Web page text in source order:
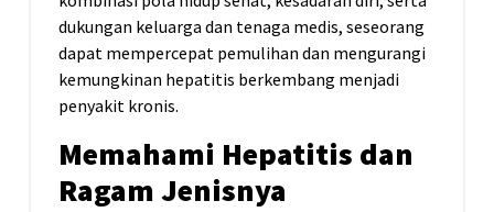
dukungan keluarga dan tenaga medis, seseorang
dapat mempercepat pemulihan dan mengurangi
kemungkinan hepatitis berkembang menjadi
penyakit kronis.
Memahami Hepatitis dan
Ragam Jenisnya